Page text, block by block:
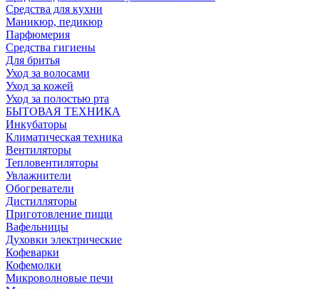
Средства для кухни
Маникюр, педикюр
Парфюмерия
Средства гигиены
Для бритья
Уход за волосами
Уход за кожей
Уход за полостью рта
БЫТОВАЯ ТЕХНИКА
Инкубаторы
Климатическая техника
Вентиляторы
Тепловентиляторы
Увлажнители
Обогреватели
Дистилляторы
Приготовление пищи
Вафельницы
Духовки электрические
Кофеварки
Кофемолки
Микроволновые печи